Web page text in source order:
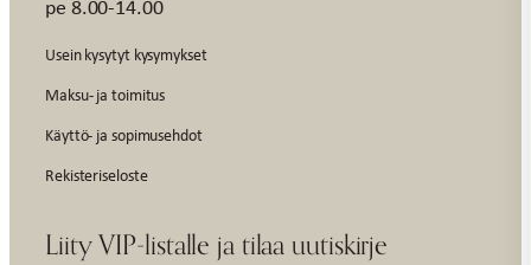
pe 8.00-14.00
Usein kysytyt kysymykset
Maksu- ja toimitus
Käyttö- ja sopimusehdot
Rekisteriseloste
Liity VIP-listalle ja tilaa uutiskirje